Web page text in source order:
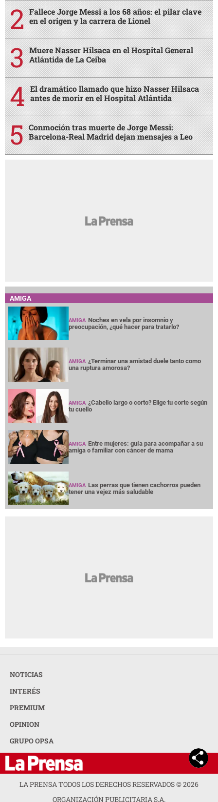
Fallece Jorge Messi a los 68 años: el pilar clave
en el origen y la carrera de Lionel
Muere Nasser Hilsaca en el Hospital General
Atlántida de La Ceiba
El dramático llamado que hizo Nasser Hilsaca
antes de morir en el Hospital Atlántida
Conmoción tras muerte de Jorge Messi:
Barcelona-Real Madrid dejan mensajes a Leo
AMIGA
AMIGA Noches en vela por insomnio y
preocupación, ¿qué hacer para tratarlo?
AMIGA ¿Terminar una amistad duele tanto como
una ruptura amorosa?
AMIGA ¿Cabello largo o corto? Elige tu corte según
tu cuello
AMIGA Entre mujeres: guía para acompañar a su
amiga o familiar con cáncer de mama
AMIGA Las perras que tienen cachorros pueden
tener una vejez más saludable
NOTICIAS
INTERÉS
PREMIUM
OPINION
GRUPO OPSA
LA PRENSA TODOS LOS DERECHOS RESERVADOS ©2026
ORGANIZACIÓN PUBLICITARIA S.A.